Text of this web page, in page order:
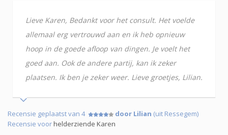
Lieve Karen, Bedankt voor het consult. Het voelde
allemaal erg vertrouwd aan en ik heb opnieuw
hoop in de goede afloop van dingen. Je voelt het
goed aan. Ook de andere partij, kan ik zeker
plaatsen. Ik ben je zeker weer. Lieve groetjes, Lilian.
Recensie geplaatst van 4 door Lilian (uit Ressegem)
Recensie voorhelderziende Karen